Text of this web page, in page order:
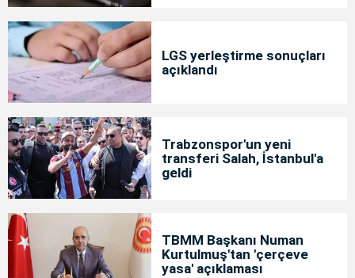
LGS yerleştirme sonuçları
açıklandı
Trabzonspor'un yeni
transferi Salah, İstanbul'a
geldi
TBMM Başkanı Numan
Kurtulmuş'tan 'çerçeve
yasa' açıklaması